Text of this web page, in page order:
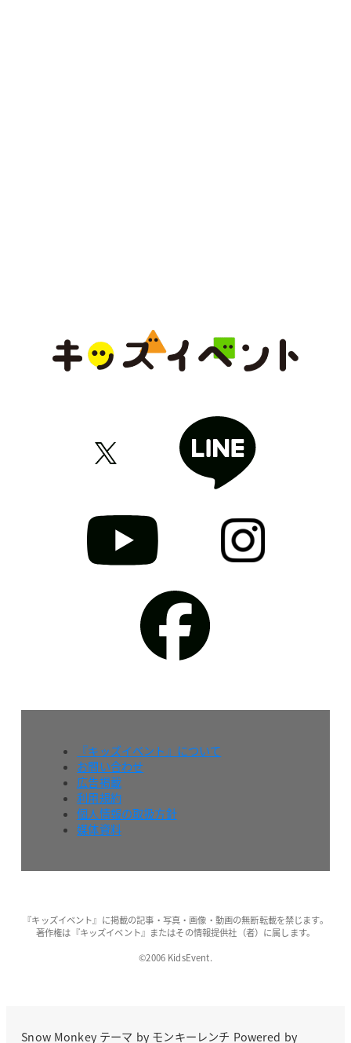
『キッズイベント』について
お問い合わせ
広告掲載
利用規約
個人情報の取扱方針
媒体資料
『キッズイベント』に掲載の記事・写真・画像・動画の無断転載を禁じます。
著作権は『キッズイベント』またはその情報提供社（者）に属します。
©2006 KidsEvent.
Snow Monkeyテーマ by モンキーレンチ Powered by